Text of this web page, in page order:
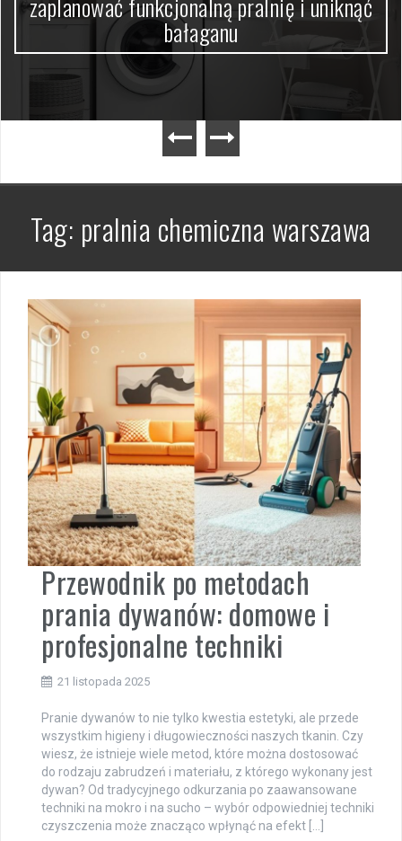
bałaganu
Tag: pralnia chemiczna warszawa
Przewodnik po metodach
prania dywanów: domowe i
profesjonalne techniki
21 listopada 2025
Pranie dywanów to nie tylko kwestia estetyki, ale przede
wszystkim higieny i długowieczności naszych tkanin. Czy
wiesz, że istnieje wiele metod, które można dostosować
do rodzaju zabrudzeń i materiału, z którego wykonany jest
dywan? Od tradycyjnego odkurzania po zaawansowane
techniki na mokro i na sucho – wybór odpowiedniej techniki
czyszczenia może znacząco wpłynąć na efekt […]